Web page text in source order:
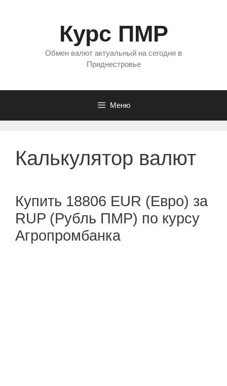
Курс ПМР
Обмен валют актуальный на сегодня в
Приднестровье
Меню
Калькулятор валют
Купить 18806 EUR (Евро) за
RUP (Рубль ПМР) по курсу
Агропромбанка